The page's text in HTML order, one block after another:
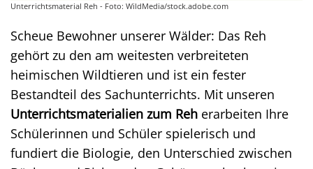
Unterrichtsmaterial Reh - Foto: WildMedia/stock.adobe.com
Scheue Bewohner unserer Wälder: Das Reh
gehört zu den am weitesten verbreiteten
heimischen Wildtieren und ist ein fester
Bestandteil des Sachunterrichts. Mit unseren
Unterrichtsmaterialien zum Reh erarbeiten Ihre
Schülerinnen und Schüler spielerisch und
fundiert die Biologie, den Unterschied zwischen